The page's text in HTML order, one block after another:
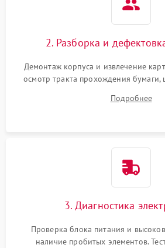
2. Разборка и
Демонтаж корпуса и извлечение
осмотр тракта прохождения бумаги,
роликов захвата и узла
физического износа иПодробнее
3. Диагностика
Проверка блока питания и
наличие пробитых элементов.